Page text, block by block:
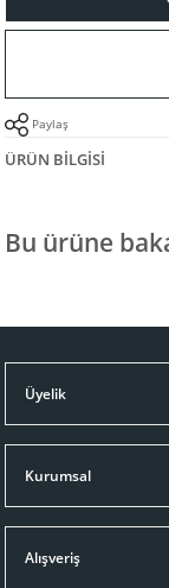
Paylaş
ÜRÜN BILGISI
Bu ürüne
Üyelik
Kurumsal
Alışveriş